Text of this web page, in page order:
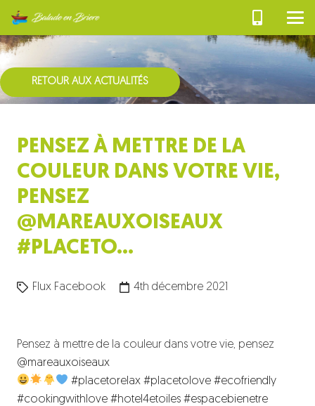
RETOUR AUX ACTUALITÉS
PENSEZ À METTRE DE LA
COULEUR DANS VOTRE VIE,
PENSEZ
@MAREAUXOISEAUX
#PLACETO…
Flux Facebook 4th décembre 2021
Pensez à mettre de la couleur dans votre vie, pensez
@mareauxoiseaux
#placetorelax #placetolove #ecofriendly
#cookingwithlove #hotel4etoiles #espacebienetre